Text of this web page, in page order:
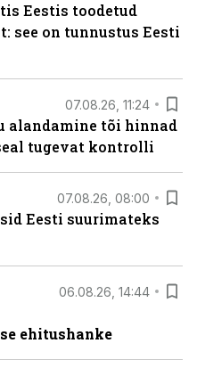
Eestis toodetud
see on tunnustus Eesti
07.08.26, 11:24
alandamine tõi hinnad
tugevat kontrolli
07.08.26, 08:00
Eesti suurimateks
06.08.26, 14:44
ehitushanke